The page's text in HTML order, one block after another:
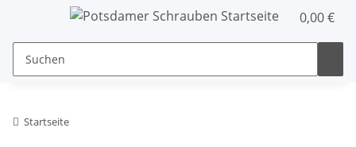
0,00 €
Startseite